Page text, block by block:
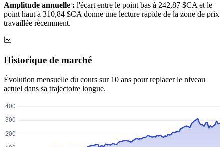
Amplitude annuelle : l'écart entre le point bas à 242,87 $CA et le
point haut à 310,84 $CA donne une lecture rapide de la zone de prix
travaillée récemment.
Historique de marché
Évolution mensuelle du cours sur 10 ans pour replacer le niveau
actuel dans sa trajectoire longue.